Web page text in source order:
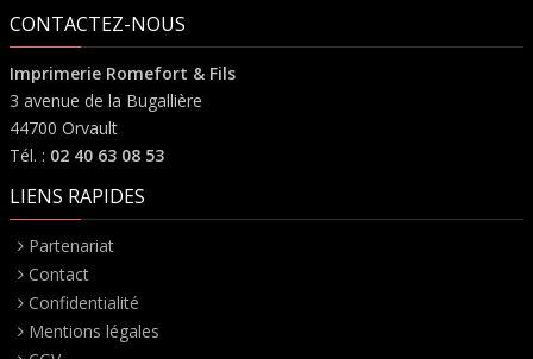
CONTACTEZ-NOUS
Imprimerie Romefort & Fils
3 avenue de la Bugallière
44700 Orvault
Tél. : 02 40 63 08 53
LIENS RAPIDES
Partenariat
Contact
Confidentialité
Mentions légales